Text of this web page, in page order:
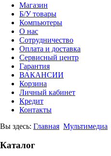
Магазин
Б/У товары
Компьютеры
О нас
Сотрудничество
Оплата и доставка
Сервисный центр
Гарантия
ВАКАНСИИ
Корзина
Личный кабинет
Кредит
Контакты
Вы здесь: Главная Мультимедиа
Каталог